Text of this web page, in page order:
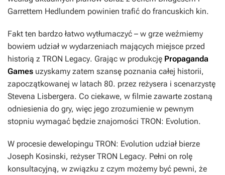
Garrettem Hedlundem powinien trafić do francuskich kin.
Fakt ten bardzo łatwo wytłumaczyć – w grze weźmiemy
bowiem udział w wydarzeniach mających miejsce przed
historią z TRON Legacy. Grając w produkcję Propaganda
Games uzyskamy zatem szansę poznania całej historii,
zapoczątkowanej w latach 80. przez reżysera i scenarzystę
Stevena Lisbergera. Co ciekawe, w filmie zawarte zostaną
odniesienia do gry, więc jego zrozumienie w pewnym
stopniu wymagać będzie znajomości TRON: Evolution.
W procesie dewelopingu TRON: Evolution udział bierze
Joseph Kosinski, reżyserTRON Legacy. Pełni on rolę
konsultacyjną, w związku z czym możemy być pewni, że